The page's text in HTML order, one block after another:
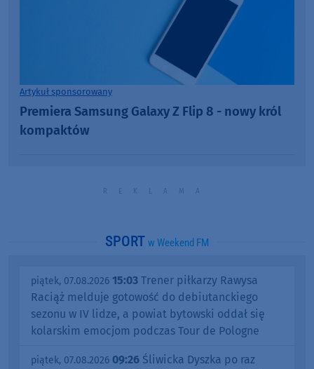
Artykuł sponsorowany
Premiera Samsung Galaxy Z Flip 8 - nowy król
kompaktów
SPORT w Weekend FM
piątek, 07.08.2026 15:03 Trener piłkarzy Rawysa
Raciąż melduje gotowość do debiutanckiego
sezonu w IV lidze, a powiat bytowski oddał się
kolarskim emocjom podczas Tour de Pologne
piątek, 07.08.2026 09:26 Śliwicka Dyszka po raz